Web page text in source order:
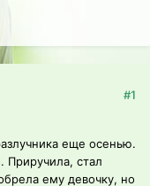
#1
еще осенью.
Приручила, стал
ему девочку, но